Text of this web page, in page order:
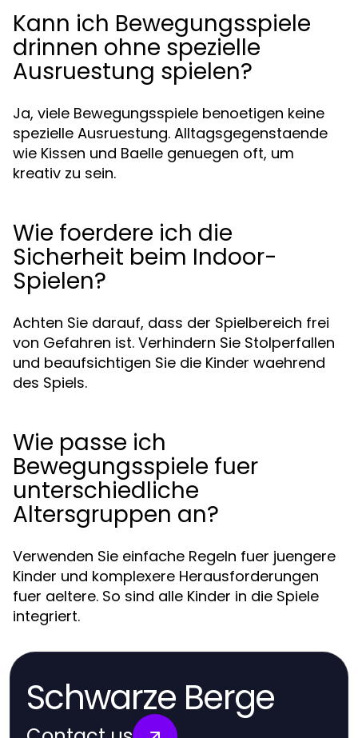
Kann ich Bewegungsspiele
drinnen ohne spezielle
Ausruestung spielen?
Ja, viele Bewegungsspiele benoetigen keine
spezielle Ausruestung. Alltagsgegenstaende
wie Kissen und Baelle genuegen oft, um
kreativ zu sein.
Wie foerdere ich die
Sicherheit beim Indoor-
Spielen?
Achten Sie darauf, dass der Spielbereich frei
von Gefahren ist. Verhindern Sie Stolperfallen
und beaufsichtigen Sie die Kinder waehrend
des Spiels.
Wie passe ich
Bewegungsspiele fuer
unterschiedliche
Altersgruppen an?
Verwenden Sie einfache Regeln fuer juengere
Kinder und komplexere Herausforderungen
fuer aeltere. So sind alle Kinder in die Spiele
integriert.
Schwarze Berge